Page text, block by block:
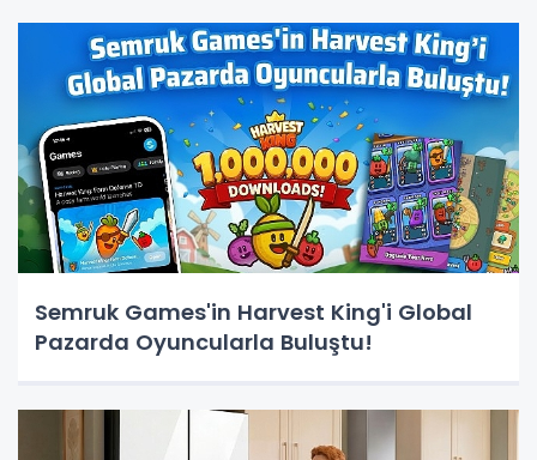
Semruk Games'in Harvest King'i Global
Pazarda Oyuncularla Buluştu!